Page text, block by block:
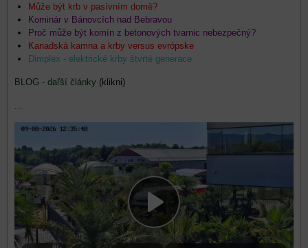
Může být krb v pasívním domě?
Kominár v Bánovcích nad Bebravou
Proč může být komín z betonových tvarnic nebezpečný?
Kanadská kamna a krby versus evrópske
Dimplex - elektrické krby štvrté generace
BLOG - daľší články (klikni)
...